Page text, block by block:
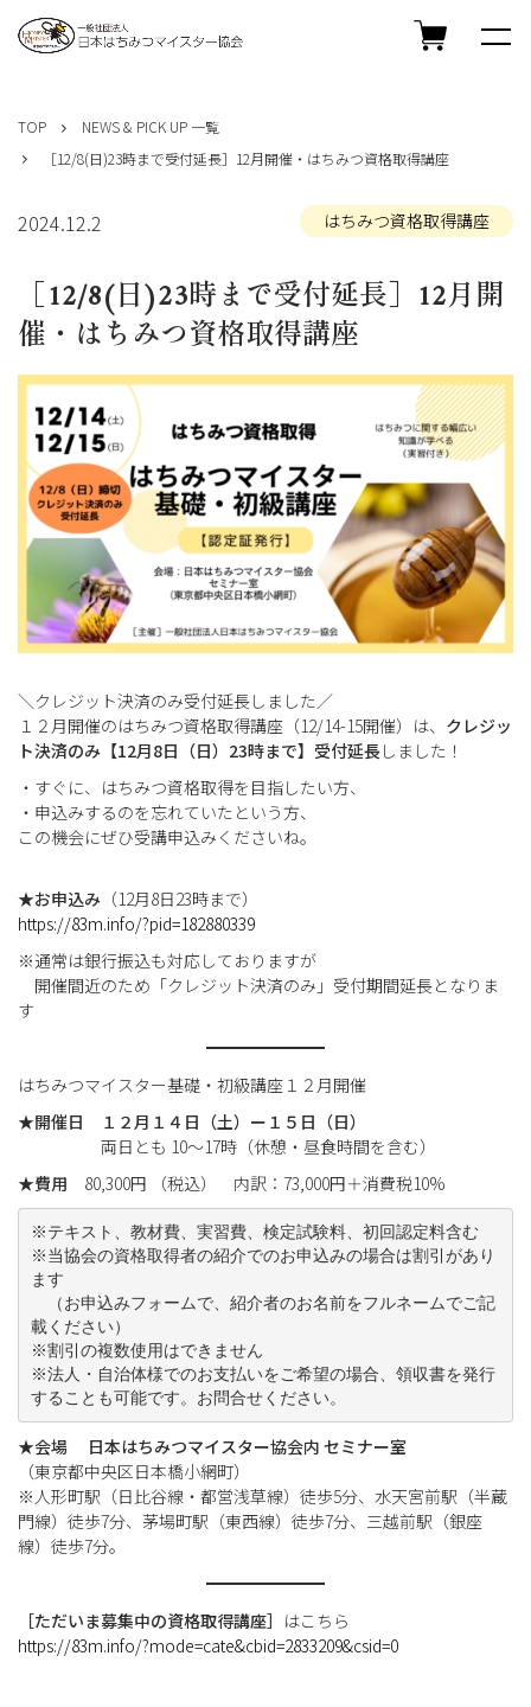
TOP
NEWS & PICK UP 一覧
［12/8(日)23時まで受付延長］12月開催・はちみつ資格取得講座
2024.12.2 はちみつ資格取得講座
［12/8(日)23時まで受付延長］12月開
催・はちみつ資格取得講座
＼クレジット決済のみ受付延長しました／
１２月開催のはちみつ資格取得講座（12/14-15開催）は、 クレジッ
ト決済のみ【12月8日（日）23時まで】受付延長しました！
・すぐに、はちみつ資格取得を目指したい方、
・申込みするのを忘れていたという方、
この機会にぜひ受講申込みくださいね。
★お申込み （12月8日23時まで）
https://83m.info/?pid=182880339
※通常は銀行振込も対応しておりますが
開催間近のため「クレジット決済のみ」受付期間延長となりま
す
はちみつマイスター基礎・初級講座１２月開催
★開催日
１２月１４日（土）ー１５日（日）
両日とも 10～17時（休憩・昼食時間を含む）
★費用 80,300円 （税込） 内訳：73,000円＋消費税10%
※テキスト、教材費、実習費、検定試験料、初回認定料含む
※当協会の資格取得者の紹介でのお申込みの場合は割引があり
ます
（お申込みフォームで、紹介者のお名前をフルネームでご記
載ください）
※割引の複数使用はできません
※法人・自治体様でのお支払いをご希望の場合、領収書を発行
することも可能です。お問合せください。
★会場
日本はちみつマイスター協会内 セミナー室
（東京都中央区日本橋小網町）
※人形町駅（日比谷線・都営浅草線）徒歩5分、水天宮前駅（半蔵
門線）徒歩7分、茅場町駅（東西線）徒歩7分、三越前駅（銀座
線）徒歩7分。
［ただいま募集中の資格取得講座］ はこちら
https://83m.info/?mode=cate&cbid=2833209&csid=0